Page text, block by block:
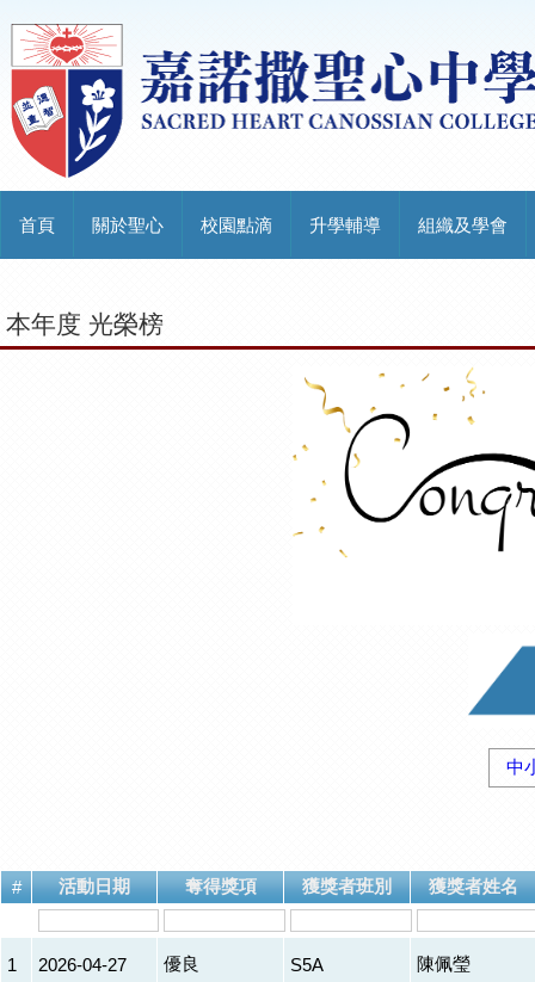
首頁 關於聖心 校園點滴 升學輔導 組織及學會
本年度 光榮榜
中
# 活動日期 奪得獎項 獲獎者班別 獲獎者姓名
1 2026-04-27 優良 S5A 陳佩瑩